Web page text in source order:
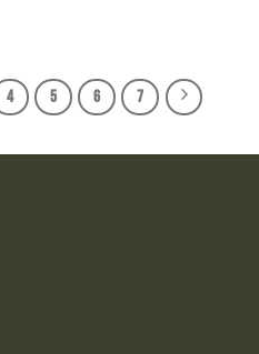
4 5 6 7